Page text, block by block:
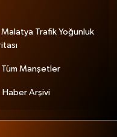
Malatya Trafik Yoğunluk
Tüm Manşetler
Haber Arşivi